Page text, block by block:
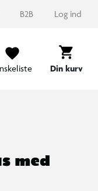
B2B Log ind
Din kurv
med